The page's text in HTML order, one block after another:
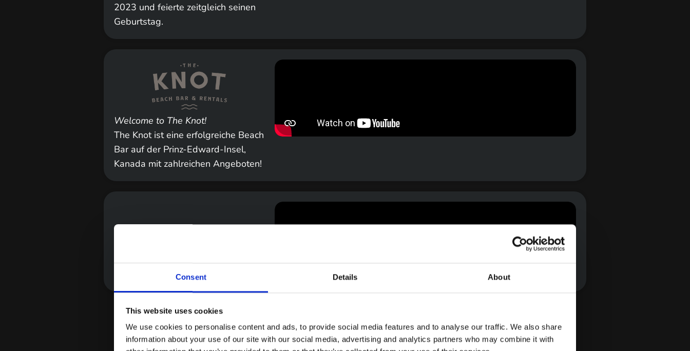
Consent Details About
This website uses cookies
We use cookies to personalise content and ads, to provide social media features and to analyse our traffic. We also share
information about your use of our site with our social media, advertising and analytics partners who may combine it with
2023 und feierte zeitgleich seinen
Geburtstag.
Welcome to The Knot!
The Knot ist eine erfolgreiche Beach
Bar auf der Prinz-Edward-Insel,
Kanada mit zahlreichen Angeboten!
Unser Team aus kreativen Filmemachern ist motiviert, einzigartige Geschichten zu erzählen und beeindruckende